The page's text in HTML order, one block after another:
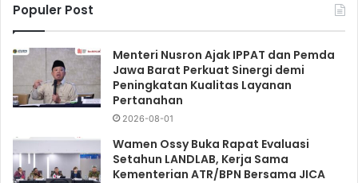
Populer Post
Menteri Nusron Ajak IPPAT dan Pemda
Jawa Barat Perkuat Sinergi demi
Peningkatan Kualitas Layanan
Pertanahan
2026-08-01
Wamen Ossy Buka Rapat Evaluasi
Setahun LANDLAB, Kerja Sama
Kementerian ATR/BPN Bersama JICA